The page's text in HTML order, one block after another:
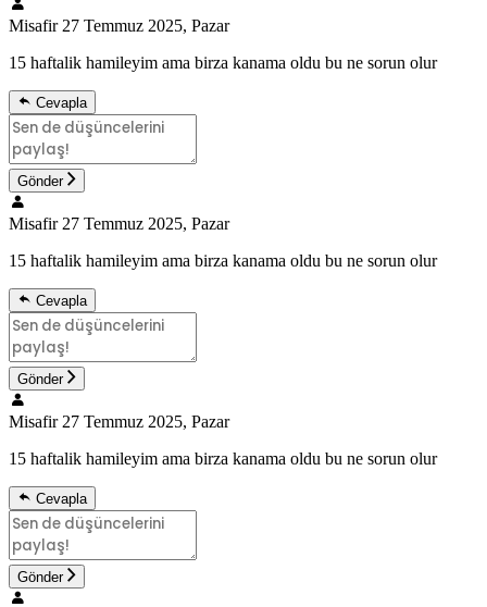
Misafir 27 Temmuz 2025, Pazar
15 haftalik hamileyim ama birza kanama oldu bu ne sorun olur
Cevapla
Gönder
Misafir 27 Temmuz 2025, Pazar
15 haftalik hamileyim ama birza kanama oldu bu ne sorun olur
Cevapla
Gönder
Misafir 27 Temmuz 2025, Pazar
15 haftalik hamileyim ama birza kanama oldu bu ne sorun olur
Cevapla
Gönder